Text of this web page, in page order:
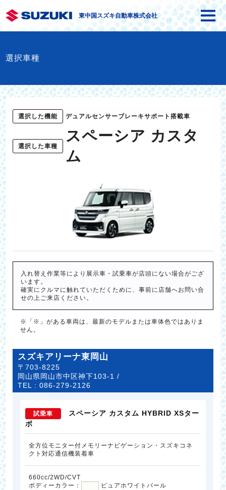
東中国スズキ自動車株式会社
選択車種
選択した機能 デュアルセンサーブレーキサポート搭載車
選択した車種
スペーシア カスタ
ム
入れ替え作業等により展示車・試乗車が店頭にない場合がござ
います。
確実にクルマに触れていただくために、事前に店舗へお問い合
せの上ご来店ください。
※「※」がある車両は、最新のモデルまたは車体色ではありま
せん。
スズキアリーナ東岡山
〒703-8225
岡山県岡山市中区神下103-1 /
TEL :086-279-2126
試乗車
スペーシア カスタム HYBRID XSター
ボ
全方位モニター付メモリーナビゲーション・スズキコネ
クト対応通信機装着車
660cc/2WD/CVT
ボディーカラー：
ピュアホワイトパール